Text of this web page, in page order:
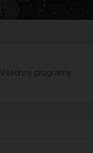
Všechny programy